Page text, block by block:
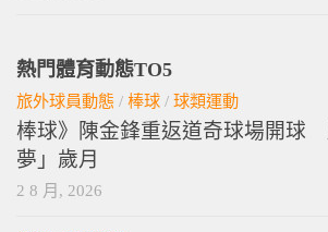
熱門體育動態TO5
旅外球員動態 / 棒球 / 球類運動
棒球》陳金鋒重返道奇球場開球
夢」歲月
2 8 月, 2026